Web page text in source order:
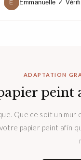
E Emmanuelle ✓
ADAPTATION
peint
Que ce soit un
papier peint afin